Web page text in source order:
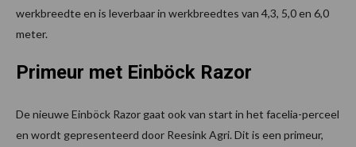
werkbreedte en is leverbaar in werkbreedtes van 4,3, 5,0 en 6,0
meter.
Primeur met Einböck Razor
De nieuwe Einböck Razor gaat ook van start in het facelia-perceel
en wordt gepresenteerd door Reesink Agri. Dit is een primeur,